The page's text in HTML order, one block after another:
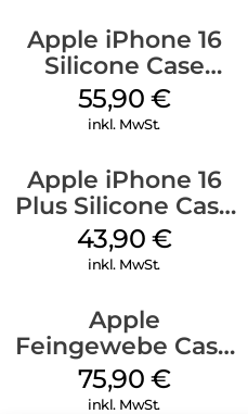
Apple iPhone 16
Silicone Case
MagSafe Plum
55,90 €
inkl. MwSt.
Apple iPhone 16
Plus Silicone Case
MagSafe Black
43,90 €
inkl. MwSt.
Apple
Feingewebe Case
iPhone 15 Pro
MagSafe Schwarz
75,90 €
inkl. MwSt.